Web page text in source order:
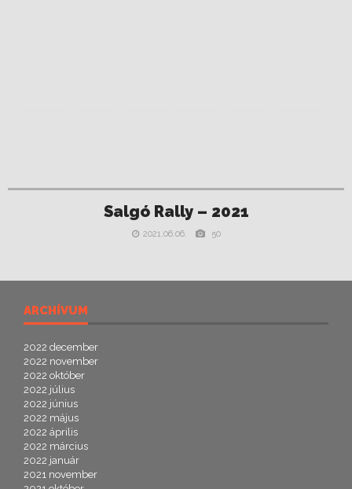
Salgó Rally – 2021
2021.06.06. 50
ARCHÍVUM
2022 december
2022 november
2022 október
2022 július
2022 június
2022 május
2022 április
2022 március
2022 január
2021 november